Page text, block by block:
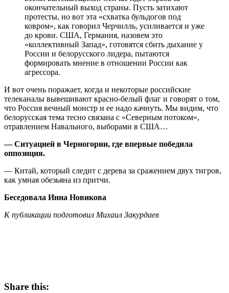
окончательный выход страны. Пусть затихают
протесты, но вот эта «схватка бульдогов под
ковром», как говорил Черчилль, усиливается и уже
до крови. США, Германия, назовем это
«коллективный Запад», готовятся сбить дыхание у
России и белорусского лидера, пытаются
формировать мнение в отношении России как
агрессора.
И вот очень поражает, когда и некоторые российские
телеканалы вывешивают красно-белый флаг и говорят о том,
что Россия вечный монстр и ее надо качнуть. Мы видим, что
белорусская тема тесно связана с «Северным потоком»,
отравлением Навального, выборами в США…
— Ситуацией в Черногории, где впервые победила
оппозиция.
— Китай, который следит с дерева за сражением двух тигров,
как умная обезьяна из притчи.
Беседовала Инна Новикова
К публикации подготовил Михаил Закурдаев
Share this: